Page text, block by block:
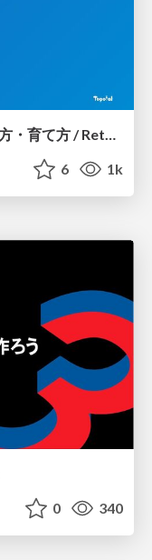
もう一度考える SRE チームの作り方・育て方 / Rethinking SRE #1: Building and Growing SRE Teams
6 1k
0 340